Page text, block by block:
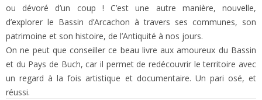
ou dévoré d’un coup ! C’est une autre manière, nouvelle,
d’explorer le Bassin d’Arcachon à travers ses communes, son
patrimoine et son histoire, de l’Antiquité à nos jours.
On ne peut que conseiller ce beau livre aux amoureux du Bassin
et du Pays de Buch, car il permet de redécouvrir le territoire avec
un regard à la fois artistique et documentaire. Un pari osé, et
réussi.